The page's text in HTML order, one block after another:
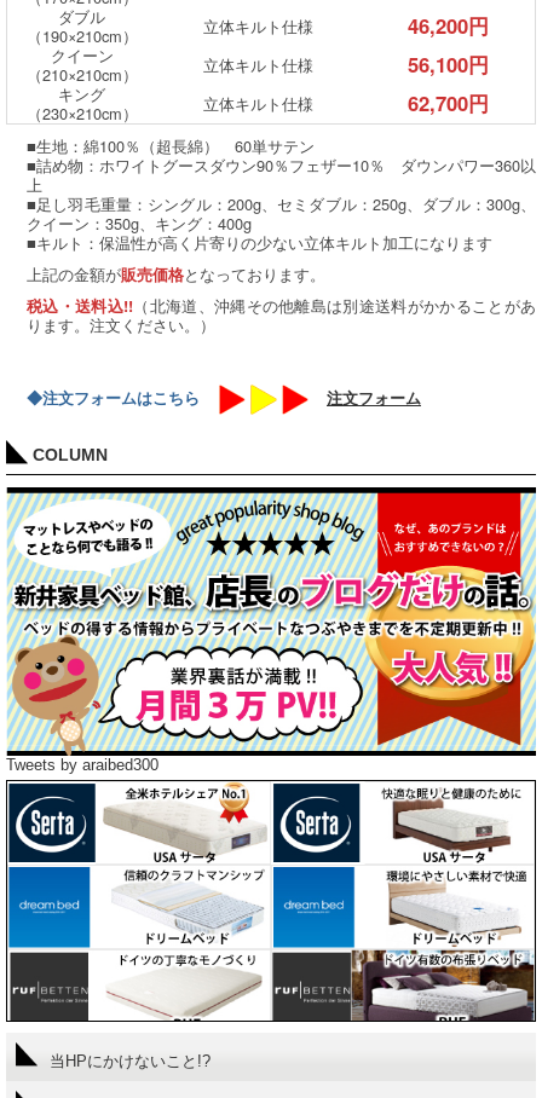
ダブル
（190×210cm）
立体キルト仕様 46,200円
クイーン
（210×210cm）
立体キルト仕様 56,100円
キング
（230×210cm）
立体キルト仕様 62,700円
■生地：綿100％（超長綿） 60単サテン
■詰め物：ホワイトグースダウン90％フェザー10％ ダウンパワー360以
上
■足し羽毛重量：シングル：200g、セミダブル：250g、ダブル：300g、
クイーン：350g、キング：400g
■キルト：保温性が高く片寄りの少ない立体キルト加工になります
上記の金額が販売価格となっております。
税込・送料込!! （北海道、沖縄その他離島は別途送料がかかることがあ
ります。注文ください。）
◆注文フォームはこちら 注文フォーム
COLUMN
Tweets by araibed300
当HPにかけないこと!?